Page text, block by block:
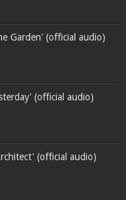
Garden' (official audio)
(official audio)
(official audio)